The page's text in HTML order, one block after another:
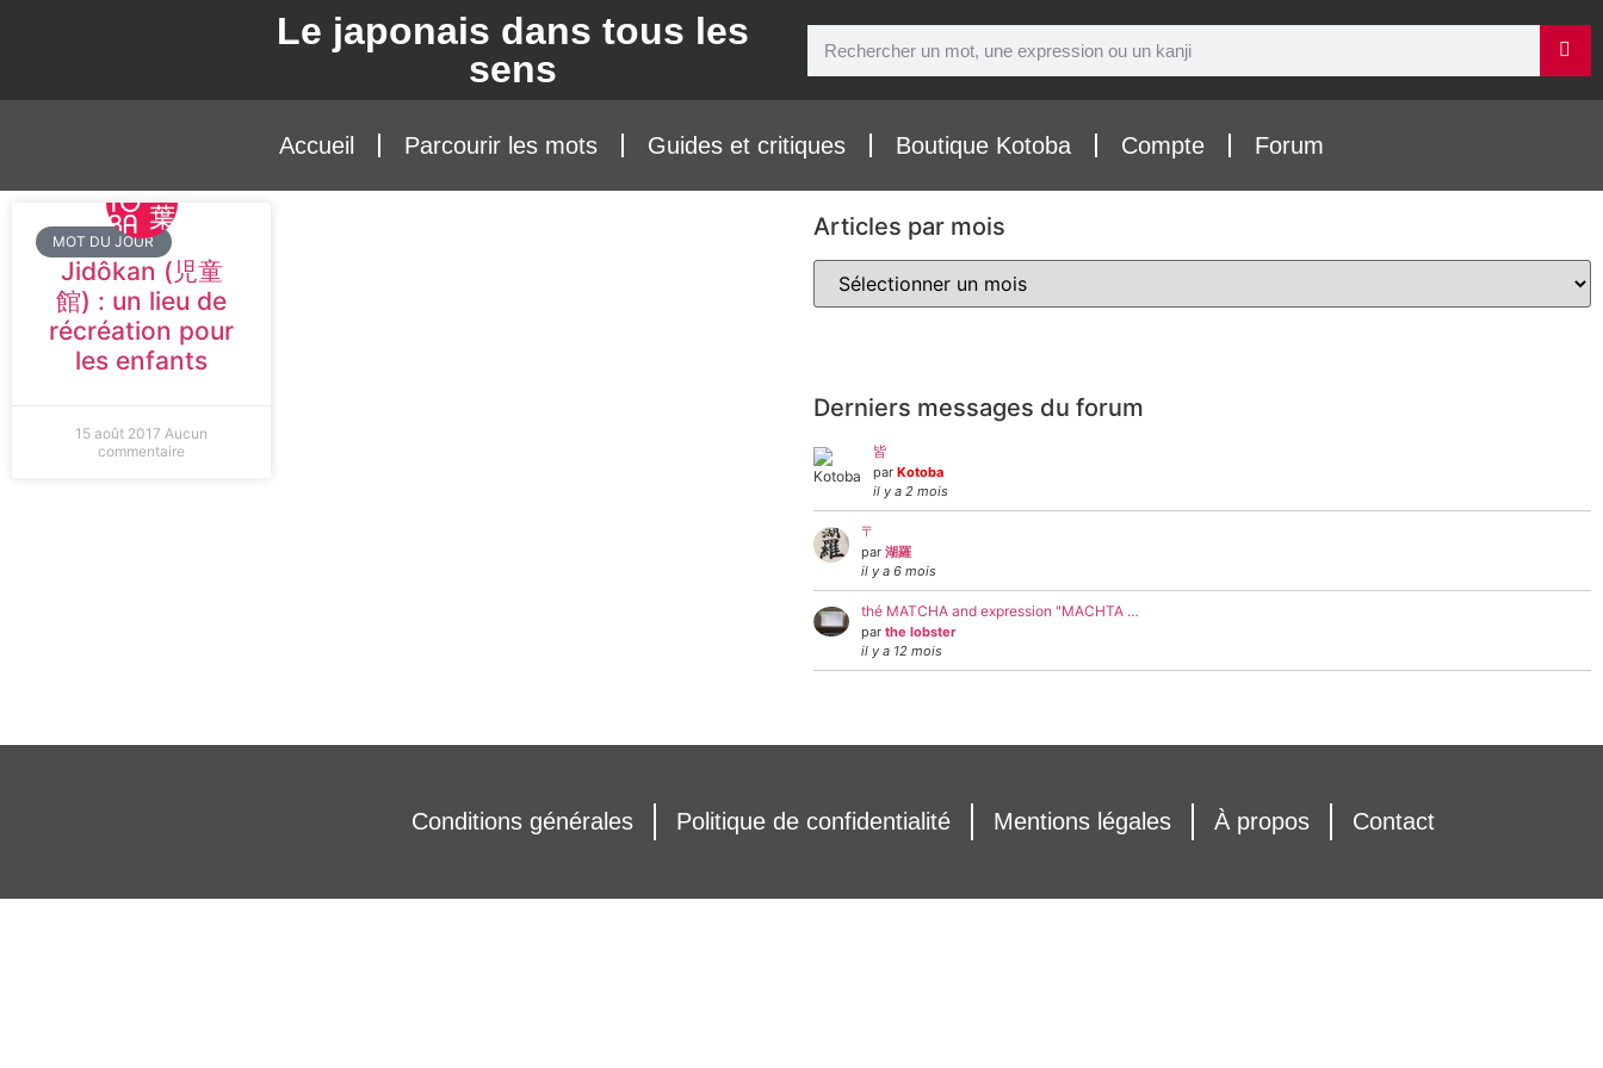
Le japonais dans tous les
sens
Accueil Parcourir les mots Guides et critiques Boutique Kotoba Compte Forum
MOT DU JOUR
Jidôkan (児童
館) : un lieu de
récréation pour
les enfants
15 août 2017Aucun
commentaire
Articles par mois
Derniers messages du forum
皆
par Kotoba
il y a 2 mois
〒
par 湖羅
il y a 6 mois
thé MATCHA and expression "MACHTA …
par the lobster
il y a 12 mois
Conditions générales Politique de confidentialité Mentions légales À propos Contact